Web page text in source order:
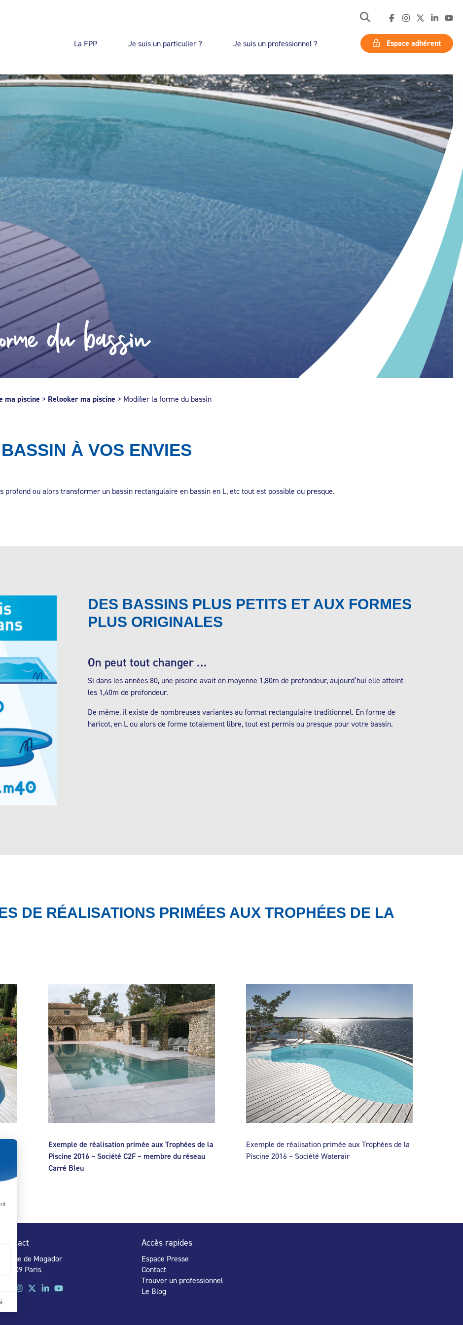
La FPP Je suis un particulier ? Je suis un professionnel ? Espace adhérent
du bassin
ma piscine > Relooker ma piscine > Modifier la forme du bassin
À VOS ENVIES
profond ou alors transformer un bassin rectangulaire en bassin en L, etc tout est possible ou presque.
DES BASSINS PLUS PETITS ET AUX FORMES
PLUS ORIGINALES
On peut tout changer …
Si dans les années 80, une piscine avait en moyenne 1,80m de profondeur, aujourd’hui elle atteint
les 1,40m de profondeur.
De même, il existe de nombreuses variantes au format rectangulaire traditionnel. En forme de
haricot, en L ou alors de forme totalement libre, tout est permis ou presque pour votre bassin.
DE RÉALISATIONS PRIMÉES AUX TROPHÉES DE LA
la
Exemple de réalisation primée aux Trophées de la
Piscine 2016 – Société C2F – membre du réseau
Carré Bleu
Exemple de réalisation primée aux Trophées de la
Piscine 2016 – Société Waterair
Contact
32 rue de Mogador
75 009 Paris
Accès rapides
Espace Presse
Contact
Trouver un professionnel
Le Blog